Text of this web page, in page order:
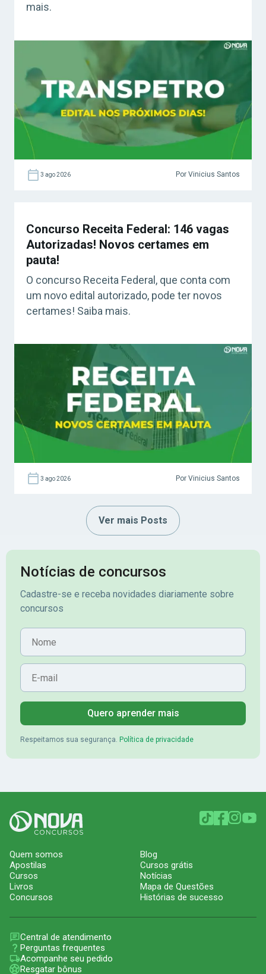
mais.
3 ago 2026 Por Vinicius Santos
Concurso Receita Federal: 146 vagas
Autorizadas! Novos certames em
pauta!
O concurso Receita Federal, que conta com
um novo edital autorizado, pode ter novos
certames! Saiba mais.
3 ago 2026 Por Vinicius Santos
Ver mais Posts
Notícias de concursos
Cadastre-se e receba novidades diariamente sobre
concursos
Nome
E-mail
Quero aprender mais
Respeitamos sua segurança. Política de privacidade
Quem somos
Apostilas
Cursos
Livros
Concursos
Blog
Cursos grátis
Notícias
Mapa de Questões
Histórias de sucesso
Central de atendimento
Perguntas frequentes
Acompanhe seu pedido
Resgatar bônus